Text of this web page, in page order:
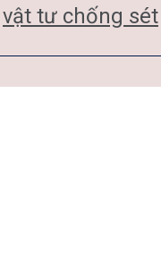
vật tư chống sét